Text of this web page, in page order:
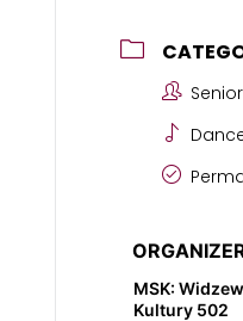
MSK:
Kultury 502